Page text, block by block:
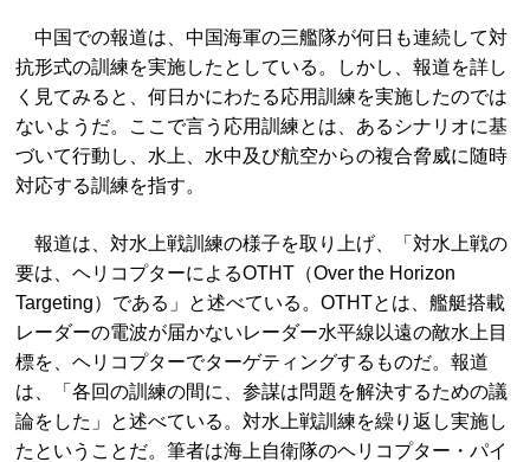
中国での報道は、中国海軍の三艦隊が何日も連続して対
抗形式の訓練を実施したとしている。しかし、報道を詳し
く見てみると、何日かにわたる応用訓練を実施したのでは
ないようだ。ここで言う応用訓練とは、あるシナリオに基
づいて行動し、水上、水中及び航空からの複合脅威に随時
対応する訓練を指す。
報道は、対水上戦訓練の様子を取り上げ、「対水上戦の
要は、ヘリコプターによるOTHT（Over the Horizon
Targeting）である」と述べている。OTHTとは、艦艇搭載
レーダーの電波が届かないレーダー水平線以遠の敵水上目
標を、ヘリコプターでターゲティングするものだ。報道
は、「各回の訓練の間に、参謀は問題を解決するための議
論をした」と述べている。対水上戦訓練を繰り返し実施し
たということだ。筆者は海上自衛隊のヘリコプター・パイ